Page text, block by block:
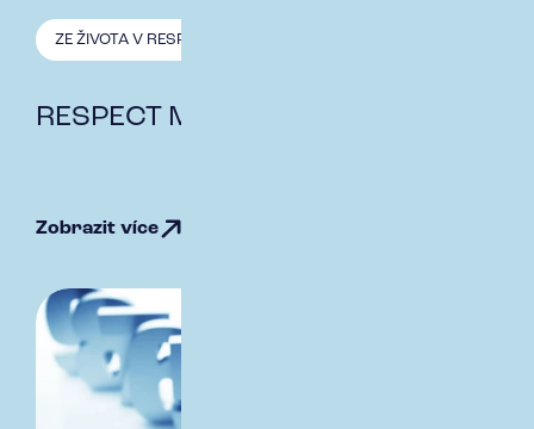
ZE ŽIVOTA V RESPECT
RESPECT Magazín
Zobrazit více